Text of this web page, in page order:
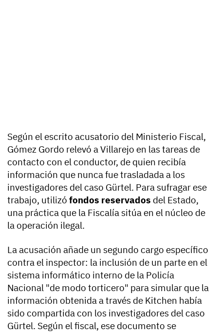
Según el escrito acusatorio del Ministerio Fiscal,
Gómez Gordo relevó a Villarejo en las tareas de
contacto con el conductor, de quien recibía
información que nunca fue trasladada a los
investigadores del caso Gürtel. Para sufragar ese
trabajo, utilizó fondos reservados del Estado,
una práctica que la Fiscalía sitúa en el núcleo de
la operación ilegal.
La acusación añade un segundo cargo específico
contra el inspector: la inclusión de un parte en el
sistema informático interno de la Policía
Nacional "de modo torticero" para simular que la
información obtenida a través de Kitchen había
sido compartida con los investigadores del caso
Gürtel. Según el fiscal, ese documento se